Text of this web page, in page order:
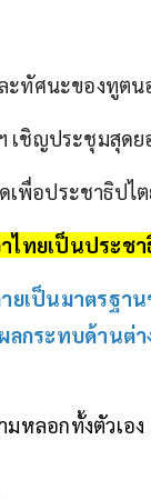
ะทัศนะของทูต
เชิญประชุมสุด
พื่อประชาธิปไ
ไทยเป็นประช
ยเป็นมาตรฐา
ลกระทบด้าน
หลอกทั้งตัวเอ